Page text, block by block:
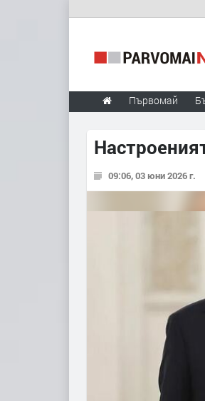
Първомай
09:06, 03 юни 2026 г.